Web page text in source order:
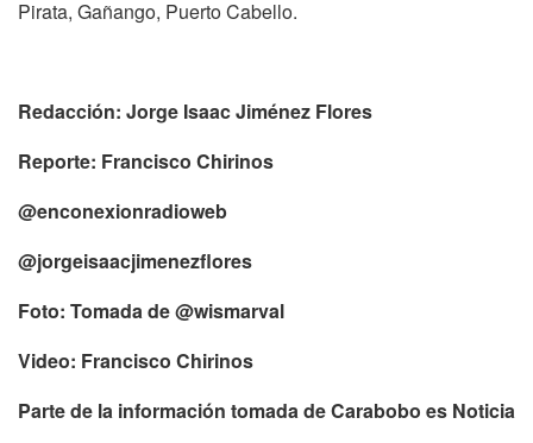
Pirata, Gañango, Puerto Cabello.
Redacción: Jorge Isaac Jiménez Flores
Reporte: Francisco Chirinos
@enconexionradioweb
@jorgeisaacjimenezflores
Foto: Tomada de @wismarval
Video: Francisco Chirinos
Parte de la información tomada de Carabobo es Noticia